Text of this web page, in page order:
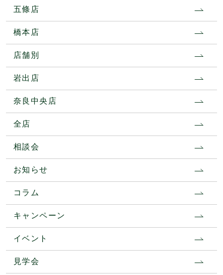
五條店
橋本店
店舗別
岩出店
奈良中央店
全店
相談会
お知らせ
コラム
キャンペーン
イベント
見学会